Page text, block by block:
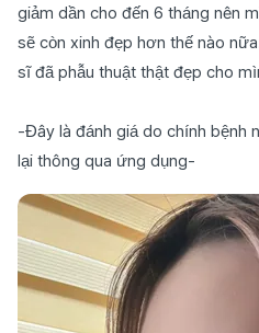
giảm dần cho đến 6 tháng nên
sẽ còn xinh đẹp hơn thế nào
sĩ đã phẫu thuật thật đẹp cho
-Đây là đánh giá do chính bệnh
lại thông qua ứng dụng-